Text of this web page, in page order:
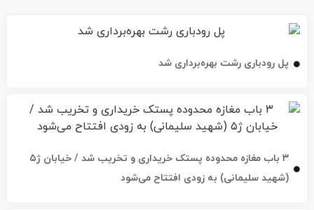
پل رودباری رشت بهره‌برداری شد
۳ باب مغازه محدوده پستک خریداری و تخریب شد / خیابان ژ۵
(شهید سلیمانی) به زودی افتتاح می‌شود